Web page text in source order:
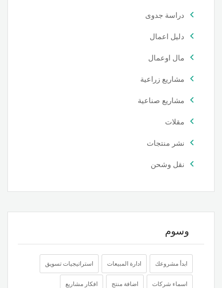
دراسة جدوى
دليل اعمال
مال اوعمال
مشاريع زراعية
مشاريع صناعية
مقلات
نشر منتجات
نقل وشحن
وسوم
ابدأ مشروعك ادارة المبيعات استراتيجيات تسويق
اسماء شركات اضافة منتج افكار مشاريع